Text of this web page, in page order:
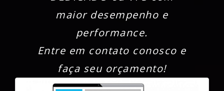
maior desempenho e
performance.
Entre em contato conosco e
faça seu orçamento!